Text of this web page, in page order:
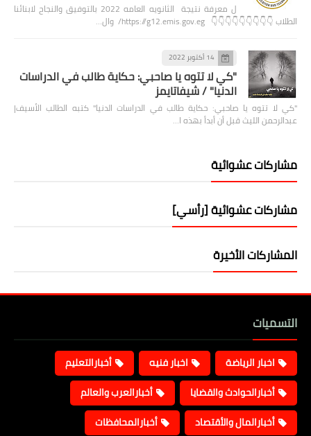
ل معرفة نتيجة الثانويه العامه 2022 بالتوفيق والنجاح لابنائنا
الطلاب 👇👇👇👇👇👇👇👇👇 https://g12.emis.gov.eg/ وال…
14 أكتوبر 2022
"كي لا تتوه يا صاحبي: حكاية طالب في الدراسات
الدنيا" / شيفاتايمز
"كي لا تتوه يا صاحبي: حكاية طالب في الدراسات الدنيا" كتبه الطالب الأسيف|
عبدالرحمن الليث قبل أن أبدأ بهذه ا…
مشاركات عشوائية
مشاركات عشوائية [رأسي]
المشاركات الأخيرة
التسميات
اخبار الرياضة اخبار فنيه
أخبارالتعليم
أخبارالحوادث والقضايا
أخبارالعرب والعالم
أخبارالمال والأقتصاد
أخبارالمحافظات